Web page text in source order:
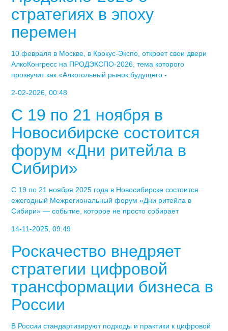
стратегиях в эпоху
перемен
10 февраля в Москве, в Крокус-Экспо, откроет свои двери
АлкоКонгресс на ПРОДЭКСПО-2026, тема которого
прозвучит как «Алкогольный рынок будущего -
2-02-2026, 00:48
С 19 по 21 ноября в
Новосибирске состоится
форум «Дни ритейла в
Сибири»
С 19 по 21 ноября 2025 года в Новосибирске состоится
ежегодный Межрегиональный форум «Дни ритейла в
Сибири» — событие, которое не просто собирает
14-11-2025, 09:49
Роскачество внедряет
стратегии цифровой
трансформации бизнеса в
России
В России стандартизируют подходы и практики к цифровой